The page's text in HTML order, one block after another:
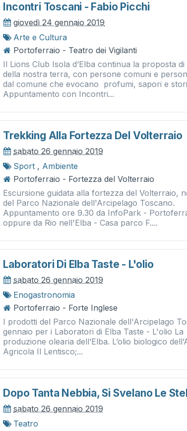
Incontri Toscani - Fabio Picchi
giovedì 24 gennaio 2019
Arte e Cultura
Portoferraio - Teatro dei Vigilanti
Il Lions Club Isola d’Elba continua la proposta
della nostra terra, con persone comuni e
dal comune che evocano profumi, sapori e
Appuntamento con Incontri...
Trekking Alla Fortezza Del Volterraio
sabato 26 gennaio 2019
Sport , Ambiente
Portoferraio - Fortezza del Volterraio
Escursione guidata alla fortezza del Volterraio,
del Parco Nazionale dell'Arcipelago Toscano.
Appuntamento ore 9.30 da InfoPark -
oppure da Rio nell'Elba - Casa parco F....
Laboratori Di Elba Taste - L'olio
sabato 26 gennaio 2019
Enogastronomia
Portoferraio - Forte Inglese
I prodotti del Parco Nazionale dell'Arcipelago
gennaio per i Laboratori di Elba Taste - L'olio La
produzione olearia dell’Elba. L’olio biologico
Agricola Il Lentisco;...
Dopo Tanta Nebbia, Si Svelano Le
sabato 26 gennaio 2019
Teatro